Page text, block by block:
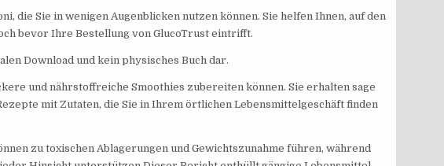
die Sie in wenigen Augenblicken nutzen können. Sie helfen Ihnen, auf den
bevor Ihre Bestellung von GlucoTrust eintrifft.
Download und kein physisches Buch dar.
und nährstoffreiche Smoothies zubereiten können. Sie erhalten sage
mit Zutaten, die Sie in Ihrem örtlichen Lebensmittelgeschäft finden
zu toxischen Ablagerungen und Gewichtszunahme führen, während